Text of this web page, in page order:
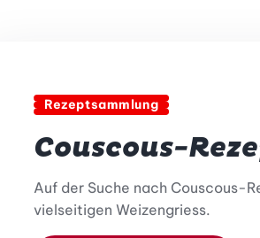
Rezeptsammlung
Couscous-
Auf der Suche nach Couscous-
vielseitigen Weizengriess.